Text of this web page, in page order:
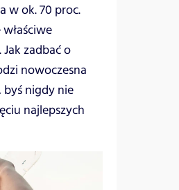
w ok. 70 proc.
zadbać o
nowoczesna
nigdy nie
najlepszych